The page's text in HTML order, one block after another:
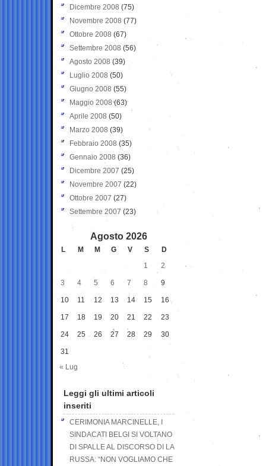
Dicembre 2008 (75)
Novembre 2008 (77)
Ottobre 2008 (67)
Settembre 2008 (56)
Agosto 2008 (39)
Luglio 2008 (50)
Giugno 2008 (55)
Maggio 2008(63)
Aprile 2008 (50)
Marzo 2008 (39)
Febbraio 2008 (35)
Gennaio 2008 (36)
Dicembre 2007 (25)
Novembre 2007 (22)
Ottobre 2007 (27)
Settembre 2007 (23)
Agosto 2026
L M M G V S
D
1
2
3 4 5 6 7 8 9
10 11 12 13 14 15 16
17 18 19 20 21 22 23
24 25 26 27 28 29 30
31
« Lug
Leggi gli ultimi articoli
inseriti
CERIMONIA MARCINELLE, I
SINDACATI BELGI SI VOLTANO
DI SPALLE AL DISCORSO DI LA
RUSSA: “NON VOGLIAMO CHE